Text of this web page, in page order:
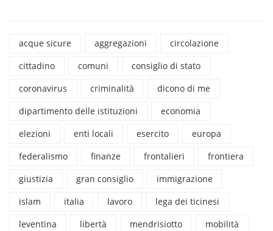
acque sicure aggregazioni
circolazione
cittadino
comuni
consiglio di stato
coronavirus
criminalità
dicono di me
dipartimento delle istituzioni
economia
elezioni
enti locali esercito
europa
federalismo
finanze frontalieri
frontiera
giustizia
gran consiglio
immigrazione
islam
italia lavoro
lega dei ticinesi
leventina
libertà mendrisiotto
mobilità